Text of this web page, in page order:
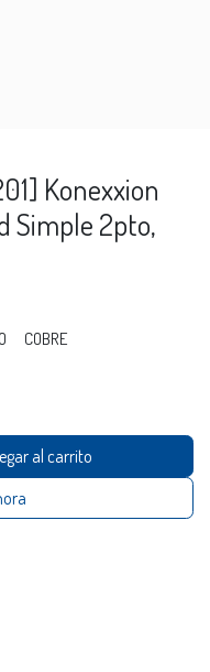
Konexxion
Simple 2pto,
COBRE
al carrito